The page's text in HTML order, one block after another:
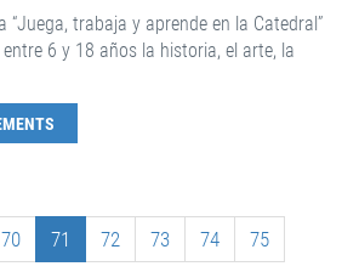
trabaja y aprende en la Catedral”
6 y 18 años la historia, el arte, la
70 71 72 73 74
75